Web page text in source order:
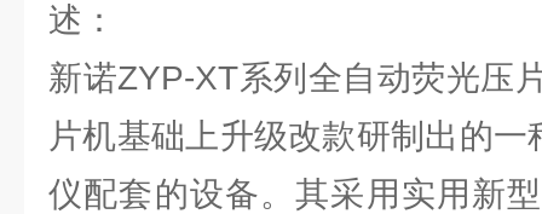
述：
新诺ZYP-XT系列全自动荧光压
片机基础上升级改款研制出的
仪配套的设备。其采用实用新